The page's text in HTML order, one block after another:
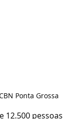
Ponta Grossa
12.500 pessoas